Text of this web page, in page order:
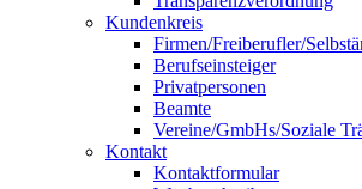
Kundenkreis
Firmen/Freiberufler/
Berufseinsteiger
Privatpersonen
Beamte
Vereine/GmbHs/Soziale
Kontakt
Kontaktformular